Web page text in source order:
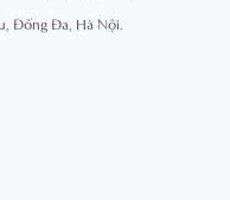
Đống Đa, Hà Nội.